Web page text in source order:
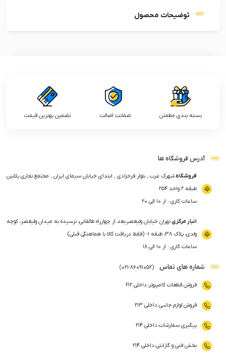
توضیحات محصول
بسته بندی مطمئن ضمانت اصالت تضمین بهترین قیمت
آدرس فروشگاه ها
فروشگاهشهرک غرب , بلوار فرحزادی , ابتدای خیابان سیمای ایران , مجتمع تجاری پلاتین
طبقه ۲ واحد ۲۵۴
ساعات کاری : از ۱۰ الی ۲۰
انبار مرکزیتهران خیابان ولیعصر،بعد از چهارراه طالقانی، نرسیده به میدان ولیعصر، کوچه
ولدی، پلاک ۳۸، طبقه ۱- (فقط دریافت کالا با هماهنگی قبلی)
ساعات کاری : از ۱۰ الی ۱۸
شماره های تماس (
021-86091052
)
فروش قطعات کامپیوتر :داخلی ۲۱۲
فروش لوازم جانبی:داخلی ۲۱۳
پیگیری سفارشات:داخلی ۲۱۴
بخش فنی و گارانتی:داخلی ۲۱۴